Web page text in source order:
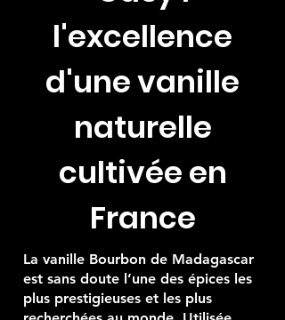
Gasy :
l'excellence
d'une vanille
naturelle
cultivée en
France
La vanille Bourbon de Madagascar
est sans doute l’une des épices les